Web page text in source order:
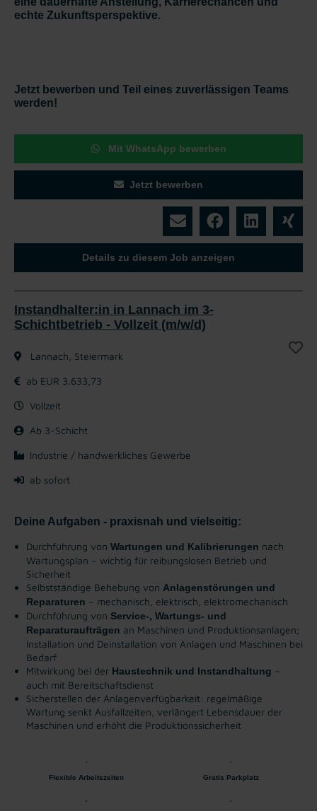
echte Zukunftsperspektive.
Jetzt bewerben und Teil eines zuverlässigen Teams
werden!
Mit WhatsApp bewerben
Jetzt bewerben
Details zu diesem Job anzeigen
Instandhalter:in in Lannach im 3-
Schichtbetrieb - Vollzeit (m/w/d)
Lannach, Steiermark
ab EUR 3.633,73
Vollzeit
Ab 3-Schicht
Industrie / handwerkliches Gewerbe
ab sofort
Deine Aufgaben - praxisnah und vielseitig:
Durchführung von Wartungen und Kalibrierungen nach
Wartungsplan – wichtig für reibungslosen Betrieb und
Sicherheit
Selbstständige Behebung von Anlagenstörungen und
Reparaturen – mechanisch, elektrisch, elektromechanisch
Durchführung von Service-, Wartungs- und
Reparaturaufträgen an Maschinen und Produktionsanlagen;
Installation und Deinstallation von Anlagen und Maschinen bei
Bedarf
Mitwirkung bei der Haustechnik und Instandhaltung –
auch mit Bereitschaftsdienst
Sicherstellen der Anlagenverfügbarkeit: regelmäßige
Wartung senkt Ausfallzeiten, verlängert Lebensdauer der
Maschinen und erhöht die Produktionssicherheit
Flexible Arbeitszeiten Gratis Parkplatz